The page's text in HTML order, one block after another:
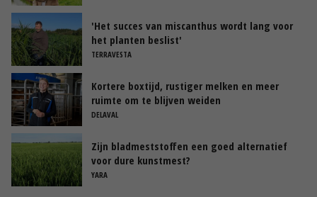
'Het succes van miscanthus wordt lang voor
het planten beslist'
TERRAVESTA
Kortere boxtijd, rustiger melken en meer
ruimte om te blijven weiden
DELAVAL
Zijn bladmeststoffen een goed alternatief
voor dure kunstmest?
YARA